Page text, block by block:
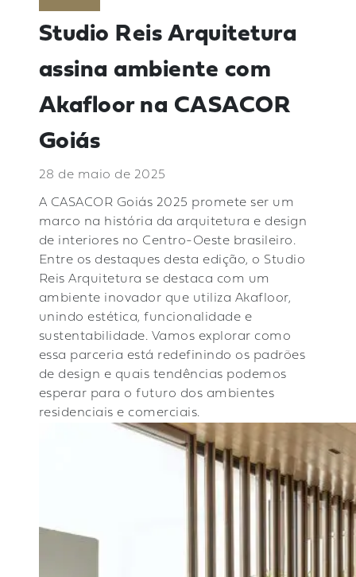
Studio Reis Arquitetura
assina ambiente com
Akafloor na CASACOR
Goiás
28 de maio de 2025
A CASACOR Goiás 2025 promete ser um
marco na história da arquitetura e design
de interiores no Centro-Oeste brasileiro.
Entre os destaques desta edição, o Studio
Reis Arquitetura se destaca com um
ambiente inovador que utiliza Akafloor,
unindo estética, funcionalidade e
sustentabilidade. Vamos explorar como
essa parceria está redefinindo os padrões
de design e quais tendências podemos
esperar para o futuro dos ambientes
residenciais e comerciais.